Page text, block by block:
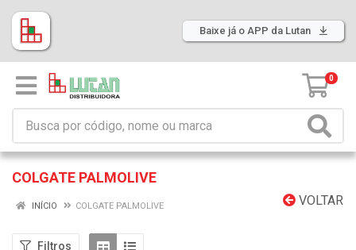
Baixe já o APP da Lutan
0
COLGATE PALMOLIVE
VOLTAR
INÍCIO COLGATE PALMOLIVE
Filtros